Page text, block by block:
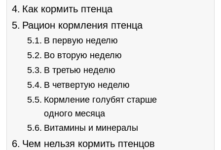
Как кормить птенца
Рацион кормления птенца
В первую неделю
Во вторую неделю
В третью неделю
В четвертую неделю
Кормление голубят старше
одного месяца
Витамины и минералы
Чем нельзя кормить птенцов